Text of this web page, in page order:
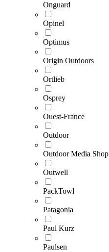
Onguard
Opinel
Optimus
Origin Outdoors
Ortlieb
Osprey
Ouest-France
Outdoor
Outdoor Media Shop
Outwell
PackTowl
Patagonia
Paul Kurz
Paulsen